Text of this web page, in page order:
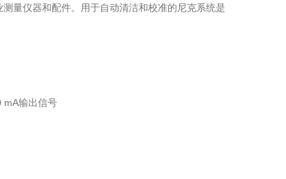
量仪器和配件。用于自动清洁和校准的尼克系统是
mA输出信号